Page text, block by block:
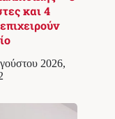
και 4
2026,